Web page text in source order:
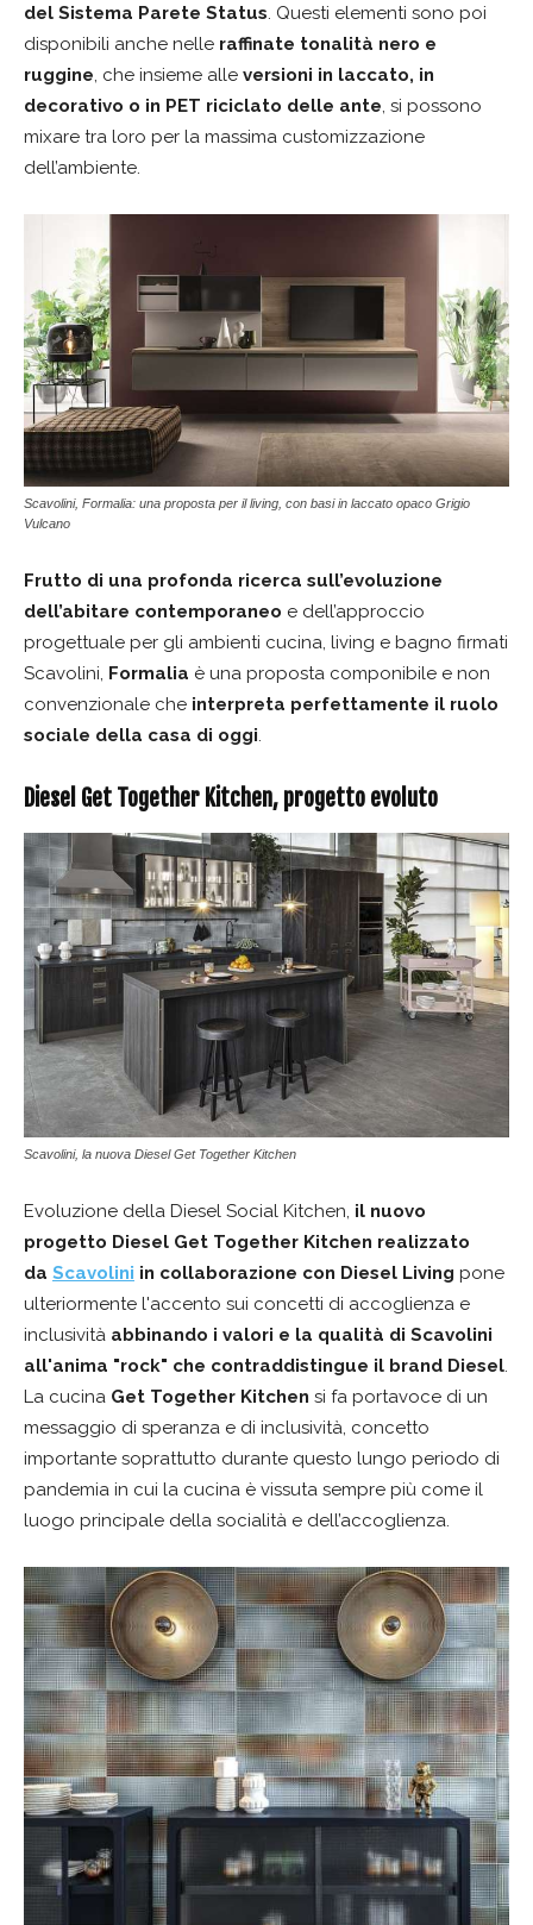
del Sistema Parete Status . Questi elementi sono poi
disponibili anche nelle raffinate tonalità nero e
ruggine , che insieme alle versioni in laccato, in
decorativo o in PET riciclato delle ante , si possono
mixare tra loro per la massima customizzazione
dell’ambiente.
Scavolini, Formalia: una proposta per il living, con basi in laccato opaco Grigio
Vulcano
Frutto di una profonda ricerca sull’evoluzione
dell’abitare contemporaneo e dell’approccio
progettuale per gli ambienti cucina, living e bagno firmati
Scavolini, Formalia è una proposta componibile e non
convenzionale che interpreta perfettamente il ruolo
sociale della casa di oggi.
Diesel Get Together Kitchen, progetto evoluto
Scavolini, la nuova Diesel Get Together Kitchen
Evoluzione della Diesel Social Kitchen, il nuovo
progetto Diesel Get Together Kitchen realizzato
da Scavolini in collaborazione con Diesel Living pone
ulteriormente l'accento sui concetti di accoglienza e
inclusività abbinando i valori e la qualità di Scavolini
all'anima "rock" che contraddistingue il brand Diesel.
La cucina Get Together Kitchen si fa portavoce di un
messaggio di speranza e di inclusività, concetto
importante soprattutto durante questo lungo periodo di
pandemia in cui la cucina è vissuta sempre più come il
luogo principale della socialità e dell’accoglienza.